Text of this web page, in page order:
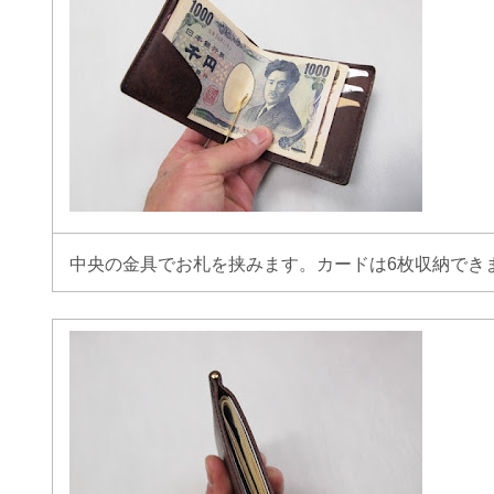
中央の金具でお札を挟みます。カードは6枚収納でき